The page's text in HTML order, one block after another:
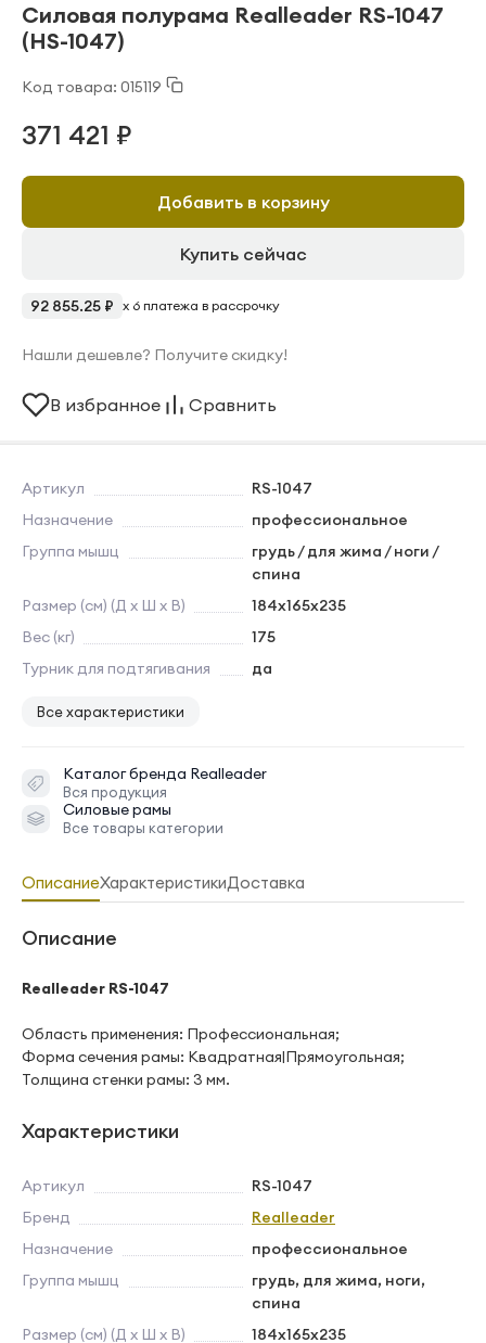
Силовая полурама Realleader RS-1047
(HS-1047)
Код товара: 015119
Артикул
RS-1047
Назначение
профессиональное
Группа мышц
грудь / для жима / ноги /
спина
Размер (см) (Д х Ш х В)
184х165х235
Вес (кг)
175
Турник для подтягивания
да
Все характеристики
Каталог бренда Realleader
Вся продукция
Силовые рамы
Все товары категории
371 421 ₽
Добавить в корзину
Купить сейчас
92 855.25 ₽ x 6 платежа в рассрочку
Нашли дешевле? Получите скидку!
В избранное Сравнить
ОписаниеХарактеристикиДоставка
Описание
Realleader RS-1047
Область применения: Профессиональная;
Форма сечения рамы: Квадратная|Прямоугольная;
Толщина стенки рамы: 3 мм.
Характеристики
Артикул
RS-1047
Бренд
Realleader
Назначение
профессиональное
Группа мышц
грудь, для жима, ноги,
спина
Размер (см) (Д х Ш х В)
184х165х235